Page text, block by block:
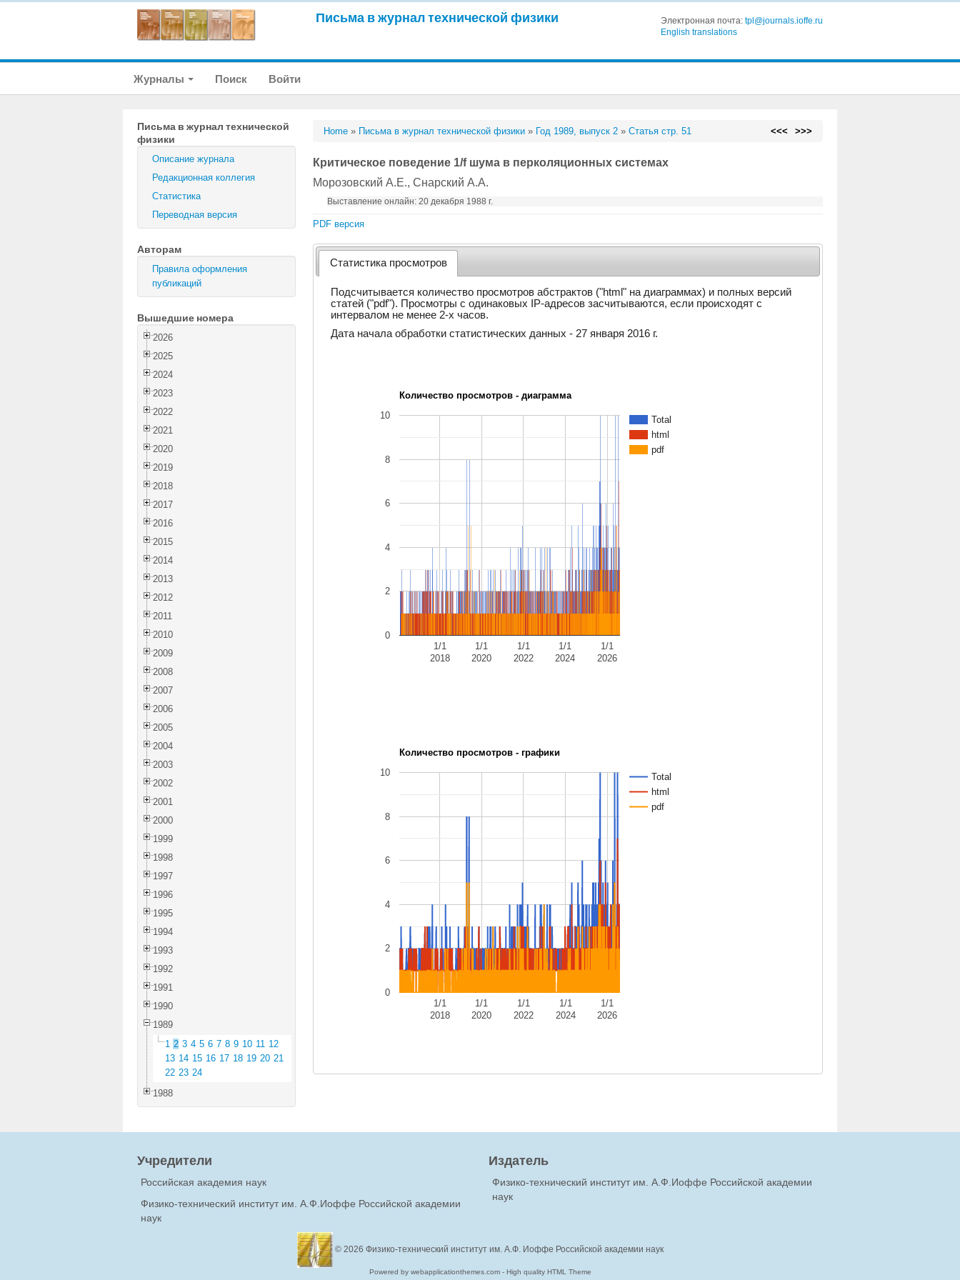
Письма в журнал технической физики Электронная почта: tpl@journals.ioffe.ru
English translations
Журналы Поиск Войти
Письма в журнал технической
физики
Описание журнала
Редакционная коллегия
Статистика
Переводная версия
Авторам
Правила оформления
публикаций
Вышедшие номера
2026
2025
2024
2023
2022
2021
2020
2019
2018
2017
2016
2015
2014
2013
2012
2011
2010
2009
2008
2007
2006
2005
2004
2003
2002
2001
2000
1999
1998
1997
1996
1995
1994
1993
1992
1991
1990
1989
1 2 3 4 5 6 7 8 9 10 11 12
13 14 15 16 17 18 19 20 21
22 23 24
1988
Home » Письма в журнал технической физики » Год 1989, выпуск 2 »Статья стр. 51 <<< >>>
Критическое поведение 1/f шума в перколяционных системах
Морозовский А.Е., Снарский А.А.
Выставление онлайн: 20 декабря 1988 г.
PDF версия
Статистика просмотров
Подсчитывается количество просмотров абстрактов ("html" на диаграммах) и полных версий
статей ("pdf"). Просмотры с одинаковых IP-адресов засчитываются, если происходят с
интервалом не менее 2-х часов.
Дата начала обработки статистических данных - 27 января 2016 г.
Количество просмотров - диаграмма
Total
html
pdf
1/1
2018
1/1
2020
1/1
2022
1/1
2024
1/1
2026
0
2
4
6
8
10
Количество просмотров - графики
Total
html
pdf
1/1
2018
1/1
2020
1/1
2022
1/1
2024
1/1
2026
0
2
4
6
8
10
Учредители
Российская академия наук
Физико-технический институт им. А.Ф.Иоффе Российской академии
наук
Издатель
Физико-технический институт им. А.Ф.Иоффе Российской академии
наук
© 2026 Физико-технический институт им. А.Ф. Иоффе Российской академии наук
Powered by webapplicationthemes.com - High quality HTML Theme